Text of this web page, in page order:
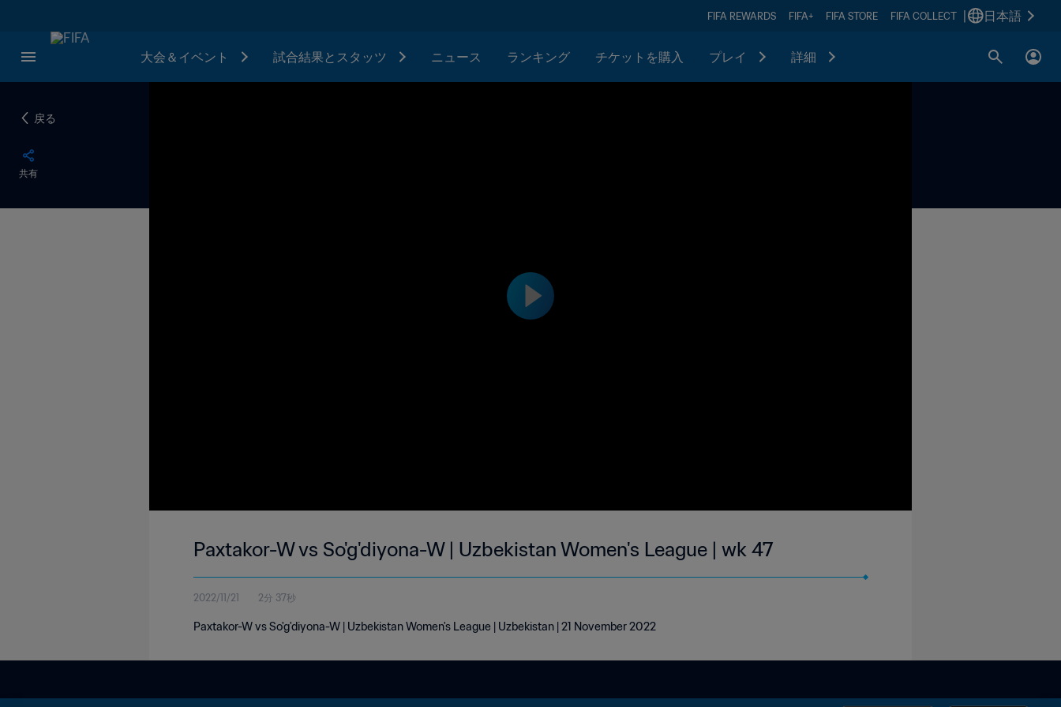
FIFA REWARDS FIFA+ FIFA STORE FIFA COLLECT 日本語
大会＆イベント 試合結果とスタッツ ニュース ランキング チケットを購入 プレイ 詳細
戻る
共有
Paxtakor-W vs So'g'diyona-W | Uzbekistan Women's League | wk 47
2022/11/21 2分 37秒
Paxtakor-W vs So'g'diyona-W | Uzbekistan Women's League | Uzbekistan | 21 November 2022